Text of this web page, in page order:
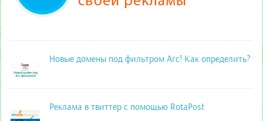
Новые домены под фильтром Агс! Как определить?
Реклама в твиттер с помощью RotaPost